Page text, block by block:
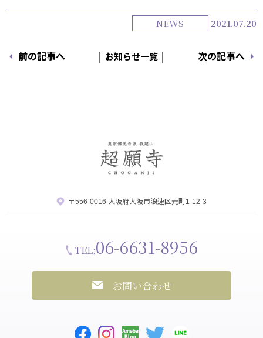
NEWS 2021.07.20
前の記事へ 次の記事へ
│ お知らせ一覧 │
〒556-0016 大阪府大阪市浪速区元町1-12-3
TEL:06-6631-8956
お問い合わせ